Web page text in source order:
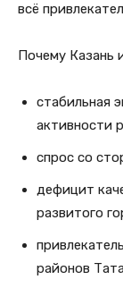
всё
Почему Казань
стабильная
активности
спрос со
дефицит
развитого
районов